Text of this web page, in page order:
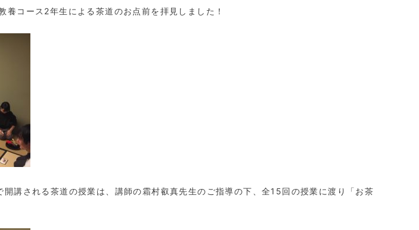
養コース2年生による茶道のお点前を拝見しました！
開講される茶道の授業は、講師の霜村叡真先生のご指導の下、全15回の授業に渡り「お茶